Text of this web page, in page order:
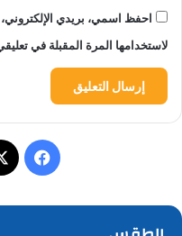
احفظ اسمي، بريدي
لاستخدامها المرة المقبلة في